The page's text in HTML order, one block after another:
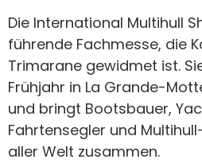
Die International Multihull
führende Fachmesse, die
Trimarane gewidmet ist.
Frühjahr in La Grande-
und bringt Bootsbauer,
Fahrtensegler und
aller Welt zusammen.